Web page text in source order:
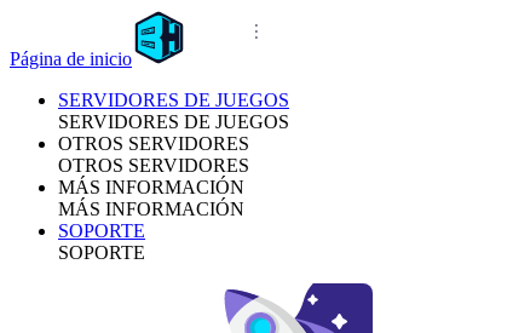
Página de inicio
SERVIDORES DE JUEGOS
SERVIDORES DE JUEGOS
OTROS SERVIDORES
OTROS SERVIDORES
MÁS INFORMACIÓN
MÁS INFORMACIÓN
SOPORTE
SOPORTE